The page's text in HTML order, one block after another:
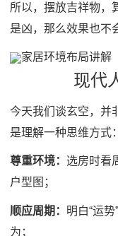
所以，摆放吉祥物，
是凶，那么效果也不
家居环境布局讲解
现代
今天我们谈玄空，并
是理解一种思维方式：
尊重环境： 选房时看
户型图；
顺应周期： 明白“运
为；